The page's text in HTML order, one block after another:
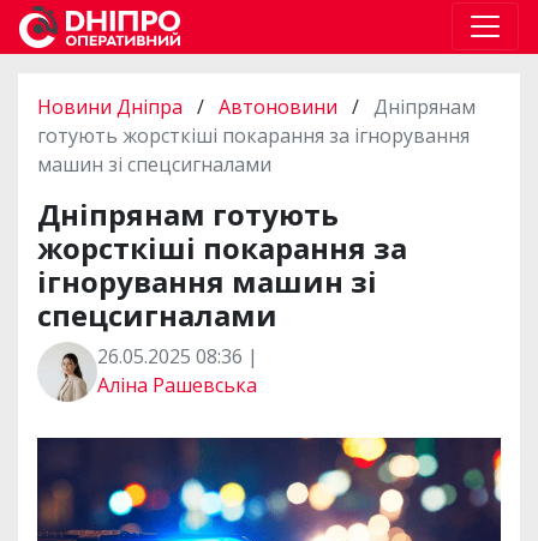
Новини Дніпра / Автоновини / Дніпрянам
готують жорсткіші покарання за ігнорування
машин зі спецсигналами
Дніпрянам готують
жорсткіші покарання за
ігнорування машин зі
спецсигналами
26.05.2025 08:36 |
Аліна Рашевська